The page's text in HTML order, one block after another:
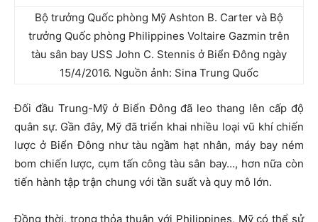
Bộ trưởng Quốc phòng Mỹ Ashton B. Carter và Bộ
trưởng Quốc phòng Philippines Voltaire Gazmin trên
tàu sân bay USS John C. Stennis ở Biển Đông ngày
15/4/2016. Nguồn ảnh: Sina Trung Quốc
Đối đầu Trung-Mỹ ở Biển Đông đã leo thang lên cấp độ
quân sự. Gần đây, Mỹ đã triển khai nhiều loại vũ khí chiến
lược ở Biển Đông như tàu ngầm hạt nhân, máy bay ném
bom chiến lược, cụm tấn công tàu sân bay…, hơn nữa còn
tiến hành tập trận chung với tần suất và quy mô lớn.
Đồng thời, trong thỏa thuận với Philippines, Mỹ có thể sử